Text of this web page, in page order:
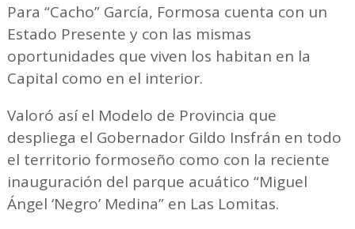
Para “Cacho” García, Formosa cuenta con un
Estado Presente y con las mismas
oportunidades que viven los habitan en la
Capital como en el interior.
Valoró así el Modelo de Provincia que
despliega el Gobernador Gildo Insfrán en todo
el territorio formoseño como con la reciente
inauguración del parque acuático “Miguel
Ángel ‘Negro’ Medina” en Las Lomitas.